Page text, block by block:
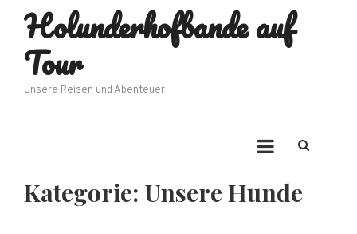
content
Holunderhofbande auf
Tour
Unsere Reisen und Abenteuer
Kategorie: Unsere Hunde